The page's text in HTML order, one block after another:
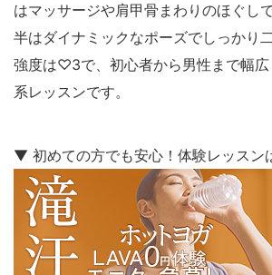
はマッサージや肩甲骨まわりのほぐし
半はダイナミックなポーズでしっかり
強度は♡3で、初心者から男性まで幅
系レッスンです。
▼ 初めての方でも安心！体験レッスン